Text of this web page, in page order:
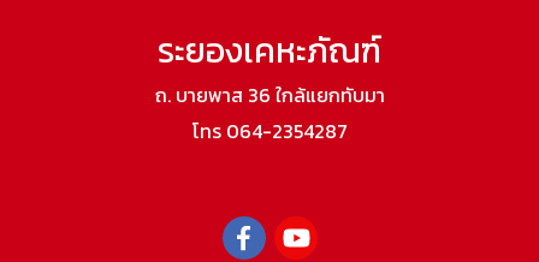
ระยองเคหะภัณฑ์
ถ. บายพาส 36 ใกล้แยกทับมา
โทร 064-2354287